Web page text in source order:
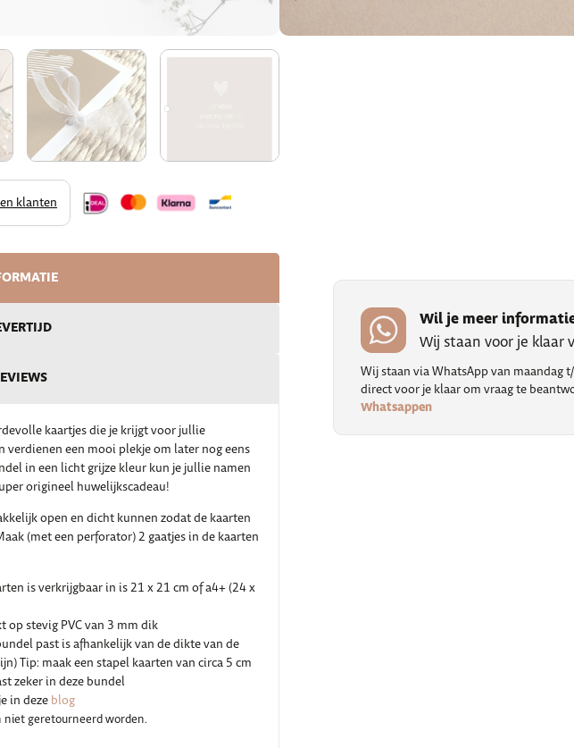
klanten
kaartjes die je krijgt voor jullie
verdienen een mooi plekje om later nog eens
in een licht grijze kleur kun je jullie namen
origineel huwelijkscadeau!
open en dicht kunnen zodat de kaarten
(met een perforator) 2 gaatjes in de kaarten
is verkrijgbaar in is 21 x 21 cm of a4+ (24 x
op stevig PVC van 3 mm dik
past is afhankelijk van de dikte van de
Tip: maak een stapel kaarten van circa 5 cm
zeker in deze bundel
in deze blog
niet geretourneerd worden.
Wil je meer
Wij staan voor je klaar
Wij staan via WhatsApp van maandag
direct voor je klaar om vraag te
Whatsappen